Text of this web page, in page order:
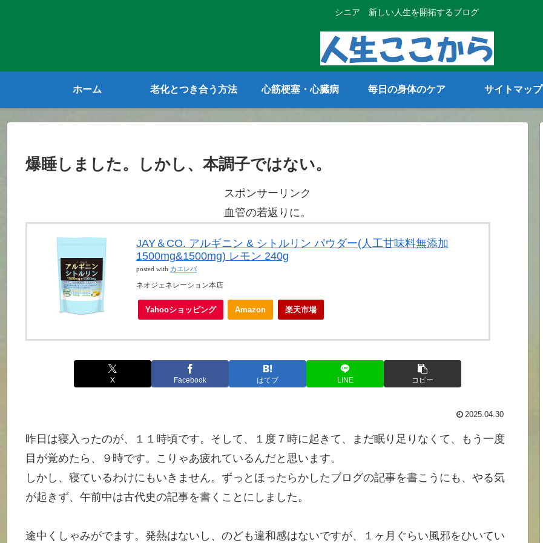
シニア 新しい人生を開拓するブログ
ホーム 老化とつき合う方法 心筋梗塞・心臓病 毎日の身体のケア サイトマップ
爆睡しました。しかし、本調子ではない。
スポンサーリンク
血管の若返りに。
JAY＆CO. アルギニン & シトルリン パウダー(人工甘味料無添加
1500mg&1500mg) レモン 240g
posted with カエレバ
ネオジェネレーション本店
Yahooショッピング Amazon 楽天市場
X Facebook はてブ LINE コピー
2025.04.30
昨日は寝入ったのが、１１時頃です。そして、１度７時に起きて、まだ眠り足りなくて、もう一度
目が覚めたら、９時です。こりゃあ疲れているんだと思います。
しかし、寝ているわけにもいきません。ずっとほったらかしたブログの記事を書こうにも、やる気
が起きず、午前中は古代史の記事を書くことにしました。
途中くしゃみがでます。発熱はないし、のども違和感はないですが、１ヶ月ぐらい風邪をひいてい